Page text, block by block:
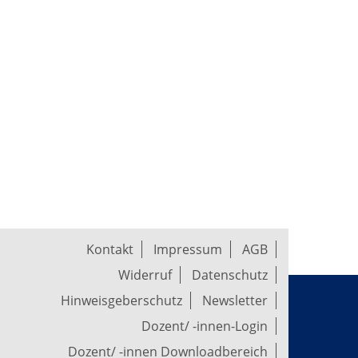
Kontakt Impressum
AGB
Widerruf
Datenschutz
Hinweisgeberschutz
Newsletter
Dozent/ -innen-Login
Dozent/ -innen Downloadbereich